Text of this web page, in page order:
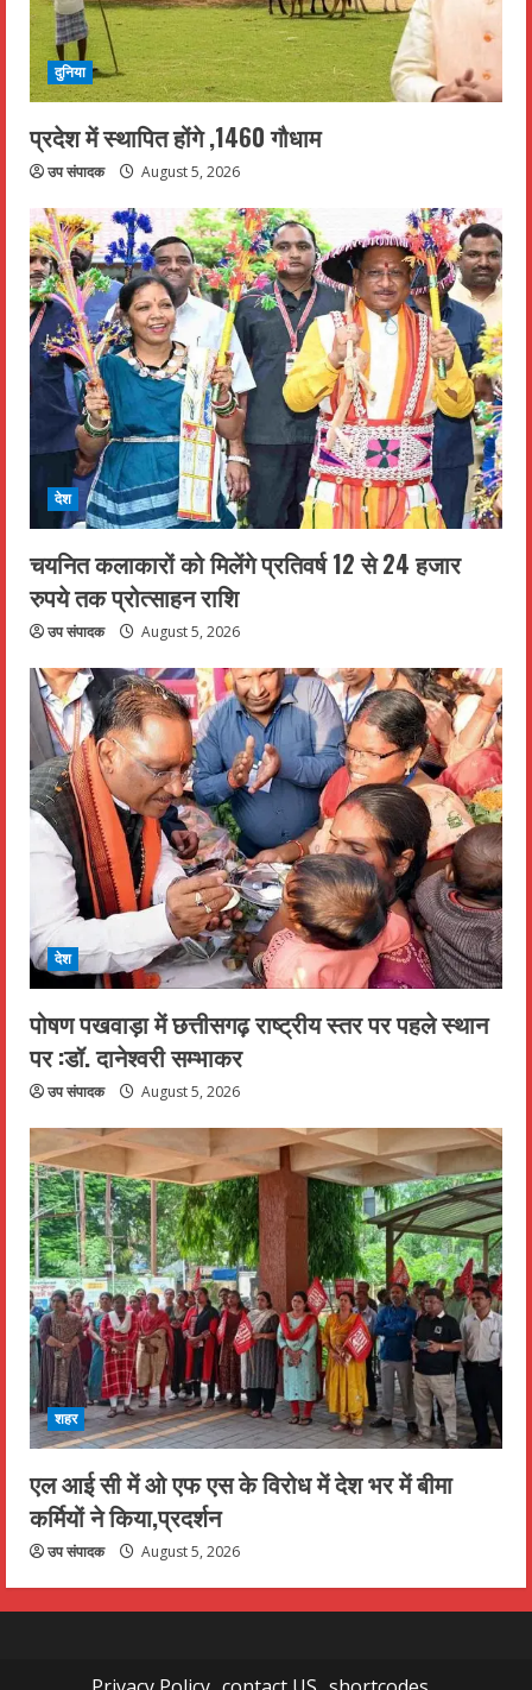
दुनिया
प्रदेश में स्थापित होंगे ,1460 गौधाम
उप संपादक August 5, 2026
देश
चयनित कलाकारों को मिलेंगे प्रतिवर्ष 12 से 24 हजार
रुपये तक प्रोत्साहन राशि
उप संपादक August 5, 2026
देश
पोषण पखवाड़ा में छत्तीसगढ़ राष्ट्रीय स्तर पर पहले स्थान
पर :डॉ. दानेश्वरी सम्भाकर
उप संपादक August 5, 2026
शहर
एल आई सी में ओ एफ एस के विरोध में देश भर में बीमा
कर्मियों ने किया,प्रदर्शन
उप संपादक August 5, 2026